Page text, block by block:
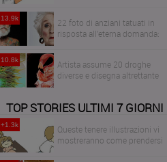
22 foto di anziani tatuati in
risposta all'eterna domanda:
13.9k
Artista assume 20 droghe
diverse e disegna altrettante
10.8k
TOP STORIES ULTIMI 7 GIORNI
Queste tenere illustrazioni vi
mostreranno come prendersi
+1.3k